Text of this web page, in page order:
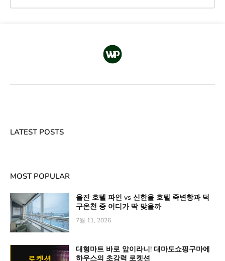
LATEST POSTS
MOST POPULAR
울진 호텔 파인 vs 신한울 호텔 죽변항과 덕
구온천 중 어디가 딱 맞을까
7월 11, 2026
대형마트 바로 앞이라니! 대마도쇼핑구마에
하우스의 초강력 로켓션